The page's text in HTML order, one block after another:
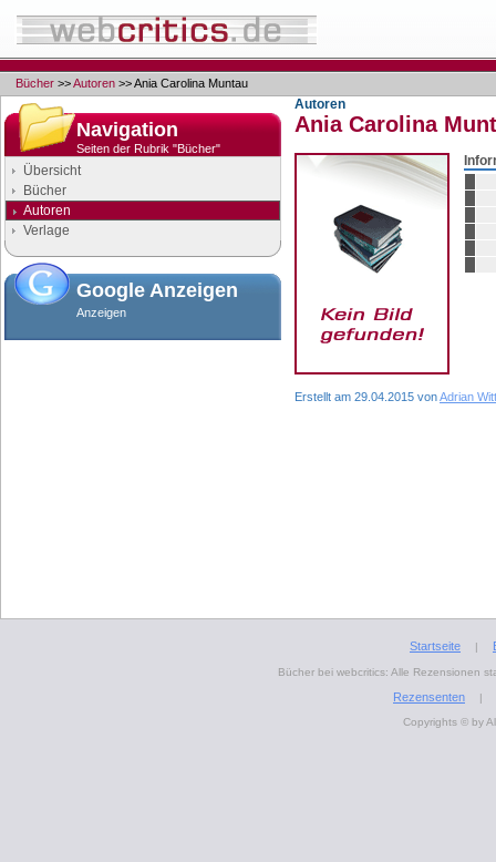
Bücher >>Autoren >> Ania Carolina Muntau
Navigation
Seiten der Rubrik "Bücher"
Übersicht
Bücher
Autoren
Verlage
Google Anzeigen
Anzeigen
Autoren
Ania Carolina
Erstellt am 29.04.2015 vonAdrian Witt
Startseite |
Bücher bei webcritics: Alle Rezensionen
Rezensenten
|
Copyrights © by